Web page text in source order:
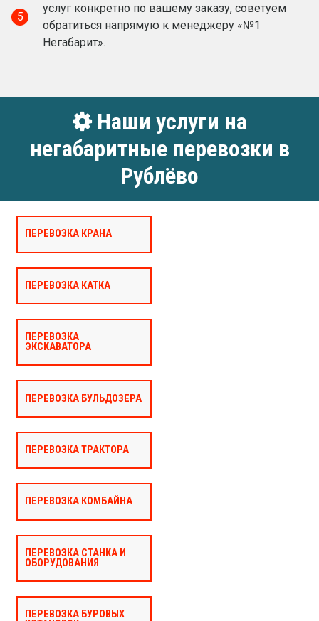
5
услуг конкретно по вашему заказу, советуем
обратиться напрямую к менеджеру «№1
Негабарит».
Наши услуги на
негабаритные перевозки в
Рублёво
ПЕРЕВОЗКА КРАНА
ПЕРЕВОЗКА КАТКА
ПЕРЕВОЗКА
ЭКСКАВАТОРА
ПЕРЕВОЗКА БУЛЬДОЗЕРА
ПЕРЕВОЗКА ТРАКТОРА
ПЕРЕВОЗКА КОМБАЙНА
ПЕРЕВОЗКА СТАНКА И
ОБОРУДОВАНИЯ
ПЕРЕВОЗКА БУРОВЫХ